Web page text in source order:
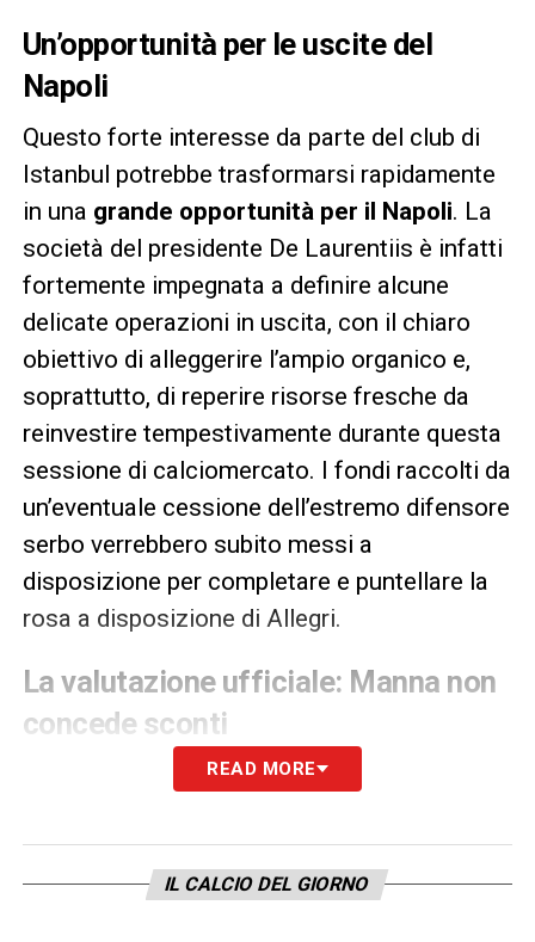
Un’opportunità per le uscite del
Napoli
Questo forte interesse da parte del club di
Istanbul potrebbe trasformarsi rapidamente
in una grande opportunità per il Napoli. La
società del presidente De Laurentiis è infatti
fortemente impegnata a definire alcune
delicate operazioni in uscita, con il chiaro
obiettivo di alleggerire l’ampio organico e,
soprattutto, di reperire risorse fresche da
reinvestire tempestivamente durante questa
sessione di calciomercato. I fondi raccolti da
un’eventuale cessione dell’estremo difensore
serbo verrebbero subito messi a
disposizione per completare e puntellare la
rosa a disposizione di Allegri.
La valutazione ufficiale: Manna non
concede sconti
L’estremo difensore serbo, arrivato a Napoli
euro, rimane un elemento apprezzato per
doti fisiche e carisma, ma non è
READ MORE
IL CALCIO DEL GIORNO